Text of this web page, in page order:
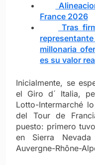
France 2026
Tras
millonaria
es su valor
Inicialmente, se
el Giro d´ Italia,
Lotto-Intermarché
del Tour de
puesto: primero
en Sierra
Auvergne-Rhône-